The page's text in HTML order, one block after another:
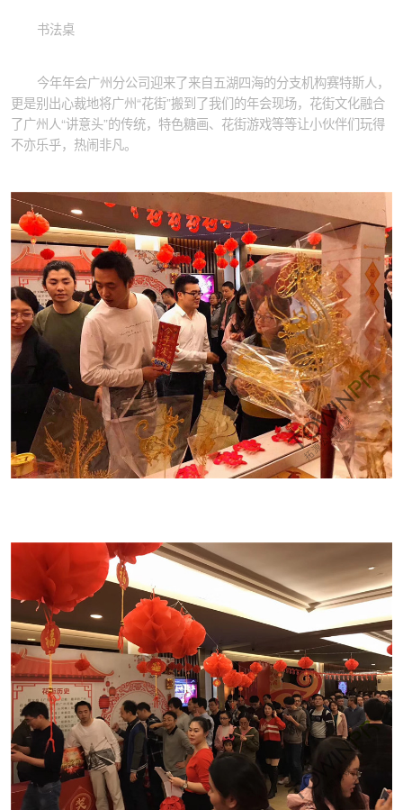
书法桌
今年年会广州分公司迎来了来自五湖四海的分支机构赛特斯人，
更是别出心裁地将广州“花街”搬到了我们的年会现场，花街文化融合
了广州人“讲意头”的传统，特色糖画、花街游戏等等让小伙伴们玩得
不亦乐乎，热闹非凡。